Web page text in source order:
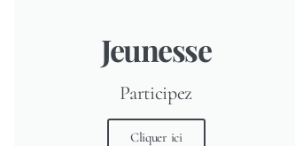
Jeunesse
Participez
Cliquer ici